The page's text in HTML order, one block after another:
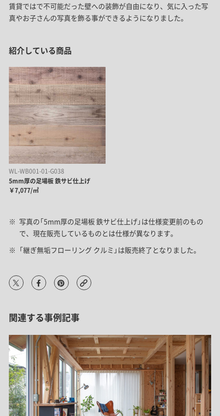
賃貸ではで不可能だった壁への装飾が自由になり、気に入った写
真やお子さんの写真を飾る事ができるようになりました。
紹介している商品
WL-WB001-01-G038
5mm厚の足場板 鉄サビ仕上げ
￥7,077/㎡
写真の「5mm厚の足場板 鉄サビ仕上げ」は仕様変更前のもの
で、現在販売しているものとは仕様が異なります。
「継ぎ無垢フローリング クルミ」は販売終了となりました。
関連する事例記事